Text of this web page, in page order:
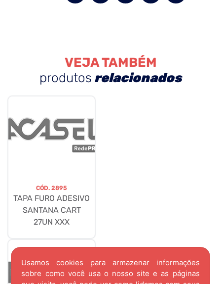
Usamos cookies para armazenar informações
sobre como você usa o nosso site e as páginas
VEJA TAMBÉM
produtos relacionados
CÓD. 2895
TAPA FURO ADESIVO
SANTANA CART
27UN XXX